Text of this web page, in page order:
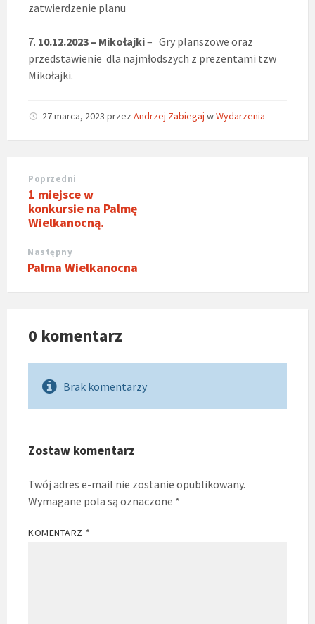
zatwierdzenie planu
7. 10.12.2023 – Mikołajki– Gry planszowe oraz
przedstawienie dla najmłodszych z prezentami tzw
Mikołajki.
27 marca, 2023 przez Andrzej Zabiegaj wWydarzenia
Poprzedni
1 miejsce w
konkursie na Palmę
Wielkanocną.
Następny
Palma Wielkanocna
0 komentarz
Brak komentarzy
Zostaw komentarz
Twój adres e-mail nie zostanie opublikowany.
Wymagane pola są oznaczone *
KOMENTARZ *